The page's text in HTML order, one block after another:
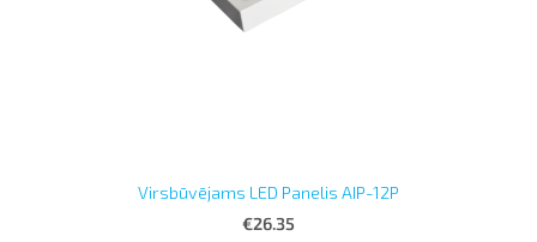
Virsbūvējams LED Panelis AIP-12P
€26.35